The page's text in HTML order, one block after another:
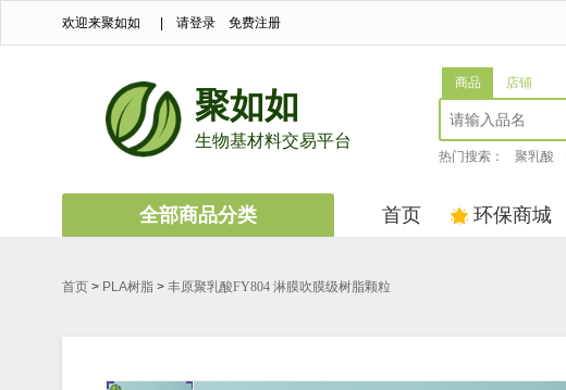
欢迎来聚如如 请登录 免费注册
聚如如
生物基材料交易平台
商品 店铺
热门搜索： 聚乳酸
全部商品分类 首页 环保商城
首页 > PLA树脂 > 丰原聚乳酸FY804 淋膜吹膜级树脂颗粒